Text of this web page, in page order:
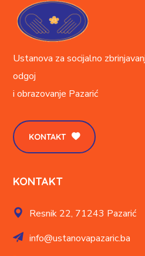
Ustanova za socijalno
odgoj
i obrazovanje Pazarić
KONTAKT
KONTAKT
Resnik 22, 71243 Pazarić
info@ustanovapazaric.ba